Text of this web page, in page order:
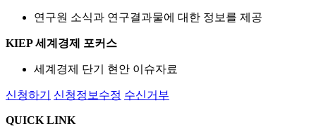
연구원 소식과 연구결과물에 대한 정보를 제공
KIEP 세계경제 포커스
세계경제 단기 현안 이슈자료
신청하기 신청정보수정 수신거부
QUICK LINK